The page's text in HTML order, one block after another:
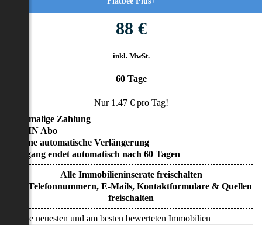
88 €
inkl. MwSt.
60 Tage
Nur 1.47€ pro Tag!
• Einmalige Zahlung
• KEIN Abo
• Keine automatische Verlängerung
• Zugang endet automatisch nach 60 Tagen
Alle Immobilieninserate freischalten
Alle Telefonnummern, E-Mails, Kontaktformulare & Quellen
freischalten
Alle neuesten und am besten bewerteten Immobilien